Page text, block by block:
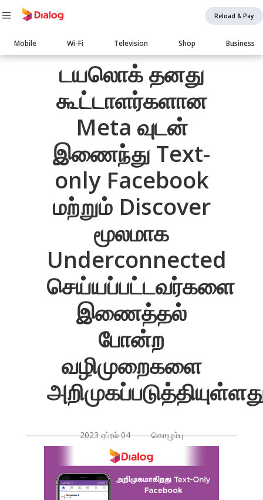
Reload & Pay
Main
navigation
Mobile Wi-Fi Television Shop Business
Body
டயலொக் தனது
கூட்டாளர்களான
Meta வுடன்
இணைந்து Text-
only Facebook
மற்றும் Discover
மூலமாக
Underconnected
செய்யப்பட்டவர்களை
இணைத்தல்
போன்ற
வழிமுறைகளை
2023 ஏப்ரல் 04 கொழும்பு